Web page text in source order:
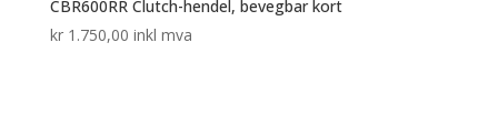
CBR600RR Clutch-hendel, bevegbar kort
kr1.750,00 inkl mva